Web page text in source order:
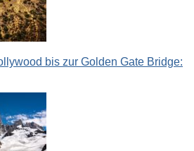
bis zur Golden Gate Bridge: